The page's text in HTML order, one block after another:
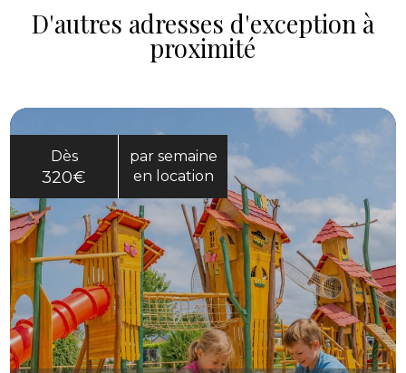
D'autres adresses d'exception à
proximité
Dès
320€
par semaine
en location